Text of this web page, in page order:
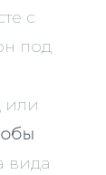
с
под
или
вида